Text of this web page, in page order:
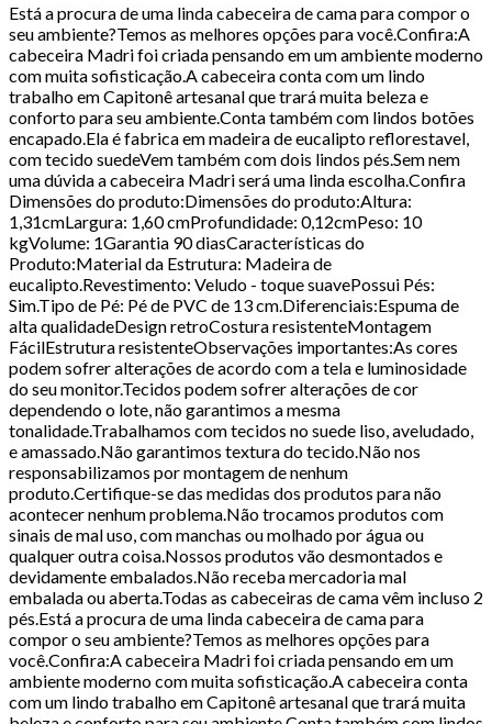
Está a procura de uma linda cabeceira de cama para compor o
seu ambiente?Temos as melhores opções para você.Confira:A
cabeceira Madri foi criada pensando em um ambiente moderno
com muita sofisticação.A cabeceira conta com um lindo
trabalho em Capitonê artesanal que trará muita beleza e
conforto para seu ambiente.Conta também com lindos botões
encapado.Ela é fabrica em madeira de eucalipto reflorestavel,
com tecido suedeVem também com dois lindos pés.Sem nem
uma dúvida a cabeceira Madri será uma linda escolha.Confira
Dimensões do produto:Dimensões do produto:Altura:
1,31cmLargura: 1,60 cmProfundidade: 0,12cmPeso: 10
kgVolume: 1Garantia 90 diasCaracterísticas do
Produto:Material da Estrutura: Madeira de
eucalipto.Revestimento: Veludo - toque suavePossui Pés:
Sim.Tipo de Pé: Pé de PVC de 13 cm.Diferenciais:Espuma de
alta qualidadeDesign retroCostura resistenteMontagem
FácilEstrutura resistenteObservações importantes:As cores
podem sofrer alterações de acordo com a tela e luminosidade
do seu monitor.Tecidos podem sofrer alterações de cor
dependendo o lote, não garantimos a mesma
tonalidade.Trabalhamos com tecidos no suede liso, aveludado,
e amassado.Não garantimos textura do tecido.Não nos
responsabilizamos por montagem de nenhum
produto.Certifique-se das medidas dos produtos para não
acontecer nenhum problema.Não trocamos produtos com
sinais de mal uso, com manchas ou molhado por água ou
qualquer outra coisa.Nossos produtos vão desmontados e
devidamente embalados.Não receba mercadoria mal
embalada ou aberta.Todas as cabeceiras de cama vêm incluso 2
pés.Está a procura de uma linda cabeceira de cama para
compor o seu ambiente?Temos as melhores opções para
você.Confira:A cabeceira Madri foi criada pensando em um
ambiente moderno com muita sofisticação.A cabeceira conta
com um lindo trabalho em Capitonê artesanal que trará muita